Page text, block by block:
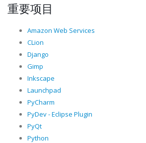
重要项目
Amazon Web Services
CLion
Django
Gimp
Inkscape
Launchpad
PyCharm
PyDev - Eclipse Plugin
PyQt
Python